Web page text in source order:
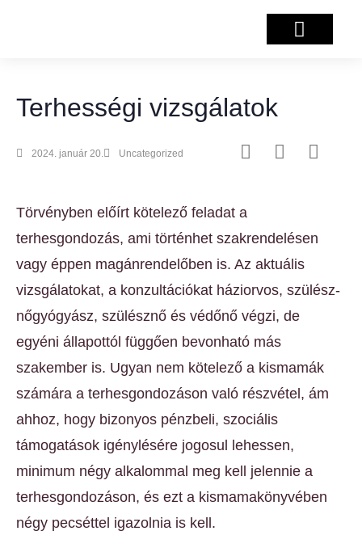
Terhességi vizsgálatok
2024. január 20. Uncategorized
Törvényben előírt kötelező feladat a
terhesgondozás, ami történhet szakrendelésen
vagy éppen magánrendelőben is. Az aktuális
vizsgálatokat, a konzultációkat háziorvos, szülész-
nőgyógyász, szülésznő és védőnő végzi, de
egyéni állapottól függően bevonható más
szakember is. Ugyan nem kötelező a kismamák
számára a terhesgondozáson való részvétel, ám
ahhoz, hogy bizonyos pénzbeli, szociális
támogatások igénylésére jogosul lehessen,
minimum négy alkalommal meg kell jelennie a
terhesgondozáson, és ezt a kismamakönyvében
négy pecséttel igazolnia is kell.